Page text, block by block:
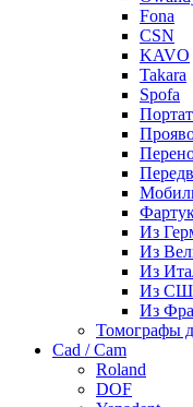
Fona
CSN
KAVO
Takara
Spofa
Из
Из
Из
Из
Из
Томографы
Cad / Cam
Roland
DOF